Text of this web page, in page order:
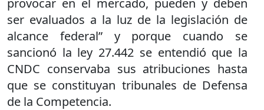
ser evaluados a la luz de la legislación de
alcance federal” y porque cuando se
sancionó la ley 27.442 se entendió que la
CNDC conservaba sus atribuciones hasta
que se constituyan tribunales de Defensa
de la Competencia.